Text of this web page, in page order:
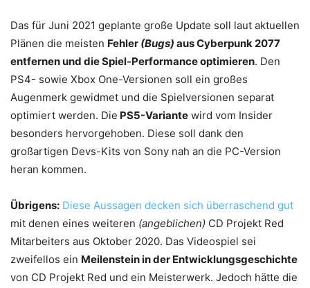
Das für Juni 2021 geplante große Update soll laut aktuellen
Plänen die meisten Fehler (Bugs) aus Cyberpunk 2077
entfernen und die Spiel-Performance optimieren. Den
PS4- sowie Xbox One-Versionen soll ein großes
Augenmerk gewidmet und die Spielversionen separat
optimiert werden. Die PS5-Variante wird vom Insider
besonders hervorgehoben. Diese soll dank den
großartigen Devs-Kits von Sony nah an die PC-Version
heran kommen.
Übrigens: Diese Aussagen decken sich überraschend gut
mit denen eines weiteren (angeblichen) CD Projekt Red
Mitarbeiters aus Oktober 2020. Das Videospiel sei
zweifellos ein Meilenstein in der Entwicklungsgeschichte
von CD Projekt Red und ein Meisterwerk. Jedoch hätte die